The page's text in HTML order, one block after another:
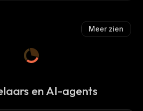
Meer zien
en AI-agents